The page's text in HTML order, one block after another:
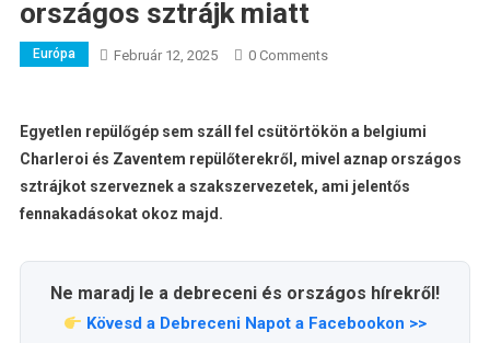
országos sztrájk miatt
Európa Február 12, 2025 0 Comments
Egyetlen repülőgép sem száll fel csütörtökön a belgiumi
Charleroi és Zaventem repülőterekről, mivel aznap országos
sztrájkot szerveznek a szakszervezetek, ami jelentős
fennakadásokat okoz majd.
Ne maradj le a debreceni és országos hírekről!
Kövesd a Debreceni Napot a Facebookon >>